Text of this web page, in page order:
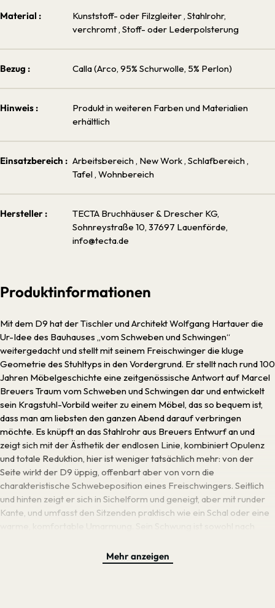
Material : Kunststoff- oder Filzgleiter , Stahlrohr,
verchromt , Stoff- oder Lederpolsterung
Bezug : Calla (Arco, 95% Schurwolle, 5% Perlon)
Hinweis :
Produkt in weiteren Farben und Materialien
erhältlich
Einsatzbereich : Arbeitsbereich , New Work , Schlafbereich ,
Tafel , Wohnbereich
Hersteller :
TECTA Bruchhäuser & Drescher KG,
Sohnreystraße 10, 37697 Lauenförde,
info@tecta.de
Produktinformationen
Mit dem D9 hat der Tischler und Architekt Wolfgang Hartauer die
Ur-Idee des Bauhauses „vom Schweben und Schwingen“
weitergedacht und stellt mit seinem Freischwinger die kluge
Geometrie des Stuhltyps in den Vordergrund. Er stellt nach rund 100
Jahren Möbelgeschichte eine zeitgenössische Antwort auf Marcel
Breuers Traum vom Schweben und Schwingen dar und entwickelt
sein Kragstuhl-Vorbild weiter zu einem Möbel, das so bequem ist,
dass man am liebsten den ganzen Abend darauf verbringen
möchte. Es knüpft an das Stahlrohr aus Breuers Entwurf an und
zeigt sich mit der Ästhetik der endlosen Linie, kombiniert Opulenz
und totale Reduktion, hier ist weniger tatsächlich mehr: von der
Seite wirkt der D9 üppig, offenbart aber von vorn die
charakteristische Schwebeposition eines Freischwingers. Seitlich
und hinten zeigt er sich in Sichelform und geneigt, aber mit runder
Kante, und umfasst den Sitzenden praktisch wie ein Schal oder eine
Körperhaltung und geht mit ihr mit. Diese Überarbeitung einer
kleinen Unvollkommenheit des Kragstuhl der Bauhaus-Zeit verlegt
Mehr anzeigen